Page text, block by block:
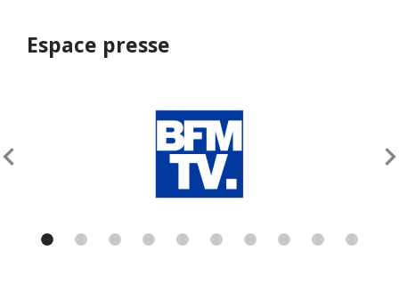
Espace presse